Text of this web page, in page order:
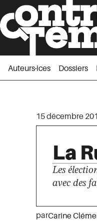
Auteurs·ices Dossiers
15 décembre
La
Les
avec des
parCarine